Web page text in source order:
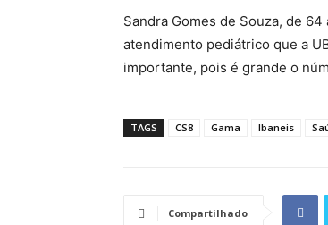
Sandra Gomes de Souza, de
atendimento pediátrico que a
importante, pois é grande o
TAGS CS8 Gama Ibaneis
Compartilhado